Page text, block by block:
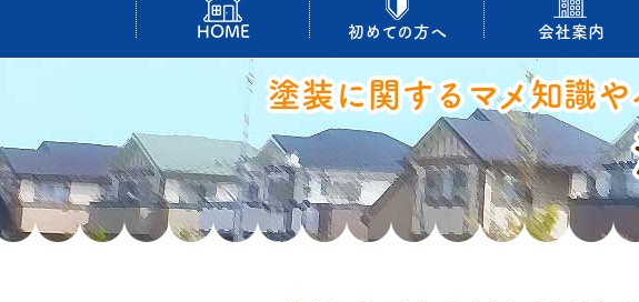
HOME 初めての方へ 会社案内
塗装に関するマメ知識